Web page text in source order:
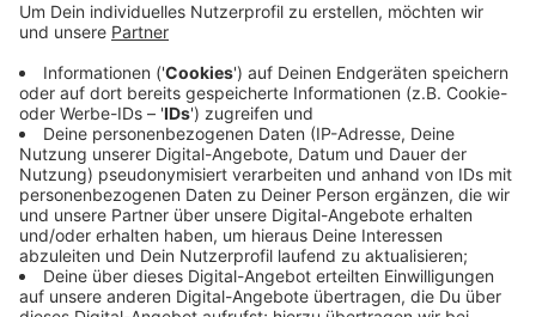
Brücke an der L 570. Das heisst, die Straße muss
zwischen dem Bürgerweg und der Steinfurter Straße
komplett gesperrt werden. Die Brücke bekommt eine
neue Fahrbahnplatte und eine neue Abdichtung,
außerdem wird an der Nordseite Platz für einen Rad-
und Gehweg geschaffen. Das Ganze dauert
voraussichtlich bis Ende Mai.
Anzeige